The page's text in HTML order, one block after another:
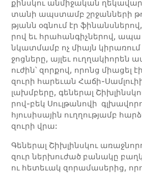
քինս­կու ան­­մի­­­ջա­­­կան
տա­­­նի ապս­տամբ շրջան­­նե­­­րի
թյանն օգ­­նում էր
րով եւ հրա­­­հան­­գիչ­­նե­­­րով,
նկատ­­մամբ ոչ միայն կի­­­րա­­­ռում
ջոց­­նե­­­րը, այ­­լեւ ուղ­­ղա­­­կիո­­­րեն
ու­­­ժին՝ զոր­­քով, ո­­­րոնց
զու­­­րի հա­­­րեւան Հա­­­ճի-
լախմ­բե­­­րը, գե­­նե­­րալ
րով-բեկ Սուլ­­թա­­նո­­վի
հյու­­սի­­սա­­յին ուղ­­ղու­­թյամբ
զու­­­րի վրա:
Գե­նե­րալ Շիխ­լինս­կու
զուր ներ­խու­ժած բա­նա­կը
ու հե­տեւակ զո­րա­մա­սե­րից,